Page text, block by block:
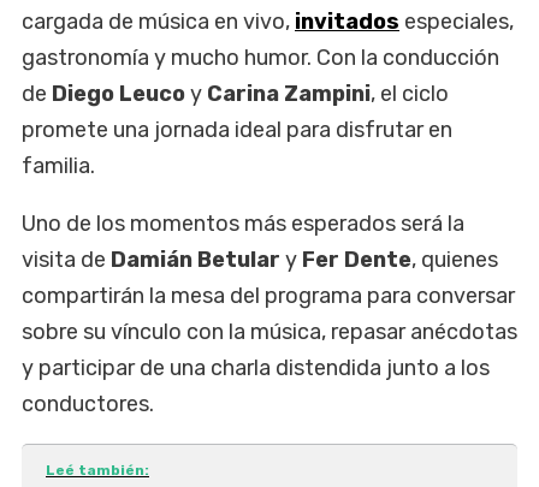
cargada de música en vivo, invitados especiales,
gastronomía y mucho humor. Con la conducción
de Diego Leucoy Carina Zampini, el ciclo
promete una jornada ideal para disfrutar en
familia.
Uno de los momentos más esperados será la
visita de Damián Betular y Fer Dente, quienes
compartirán la mesa del programa para conversar
sobre su vínculo con la música, repasar anécdotas
y participar de una charla distendida junto a los
conductores.
Leé también: